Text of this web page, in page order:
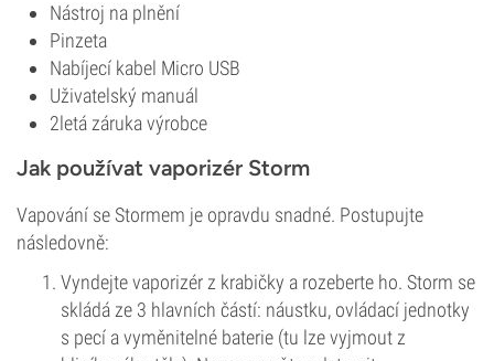
Nástroj na plnění
Pinzeta
Nabíjecí kabel Micro USB
Uživatelský manuál
2letá záruka výrobce
Jak používat vaporizér Storm
Vapování se Stormem je opravdu snadné. Postupujte
následovně:
Vyndejte vaporizér z krabičky a rozeberte ho. Storm se
skládá ze 3 hlavních částí: náustku, ovládací jednotky
s pecí a vyměnitelné baterie (tu lze vyjmout z